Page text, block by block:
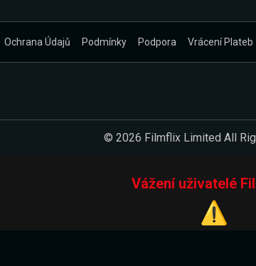
Ochrana Údajů Podmínky Podpora Vrácení Plateb
© 2026 Filmflix Limited All
Vážení uživatelé
⚠️